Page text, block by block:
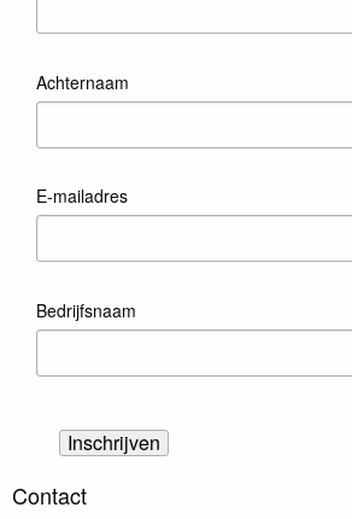
Achternaam
E-mailadres
Bedrijfsnaam
Contact